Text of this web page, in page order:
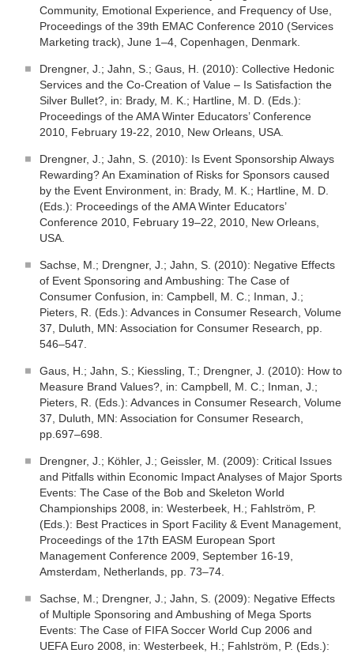
Community, Emotional Experience, and Frequency of Use,
Proceedings of the 39th EMAC Conference 2010 (Services
Marketing track), June 1–4, Copenhagen, Denmark.
Drengner, J.; Jahn, S.; Gaus, H. (2010): Collective Hedonic
Services and the Co-Creation of Value – Is Satisfaction the
Silver Bullet?, in: Brady, M. K.; Hartline, M. D. (Eds.):
Proceedings of the AMA Winter Educators’ Conference
2010, February 19-22, 2010, New Orleans, USA.
Drengner, J.; Jahn, S. (2010): Is Event Sponsorship Always
Rewarding? An Examination of Risks for Sponsors caused
by the Event Environment, in: Brady, M. K.; Hartline, M. D.
(Eds.): Proceedings of the AMA Winter Educators’
Conference 2010, February 19–22, 2010, New Orleans,
USA.
Sachse, M.; Drengner, J.; Jahn, S. (2010): Negative Effects
of Event Sponsoring and Ambushing: The Case of
Consumer Confusion, in: Campbell, M. C.; Inman, J.;
Pieters, R. (Eds.): Advances in Consumer Research, Volume
37, Duluth, MN: Association for Consumer Research, pp.
546–547.
Gaus, H.; Jahn, S.; Kiessling, T.; Drengner, J. (2010): How to
Measure Brand Values?, in: Campbell, M. C.; Inman, J.;
Pieters, R. (Eds.): Advances in Consumer Research, Volume
37, Duluth, MN: Association for Consumer Research,
pp.697–698.
Drengner, J.; Köhler, J.; Geissler, M. (2009): Critical Issues
and Pitfalls within Economic Impact Analyses of Major Sports
Events: The Case of the Bob and Skeleton World
Championships 2008, in: Westerbeek, H.; Fahlström, P.
(Eds.): Best Practices in Sport Facility & Event Management,
Proceedings of the 17th EASM European Sport
Management Conference 2009, September 16-19,
Amsterdam, Netherlands, pp. 73–74.
Sachse, M.; Drengner, J.; Jahn, S. (2009): Negative Effects
of Multiple Sponsoring and Ambushing of Mega Sports
Events: The Case of FIFA Soccer World Cup 2006 and
UEFA Euro 2008, in: Westerbeek, H.; Fahlström, P. (Eds.):